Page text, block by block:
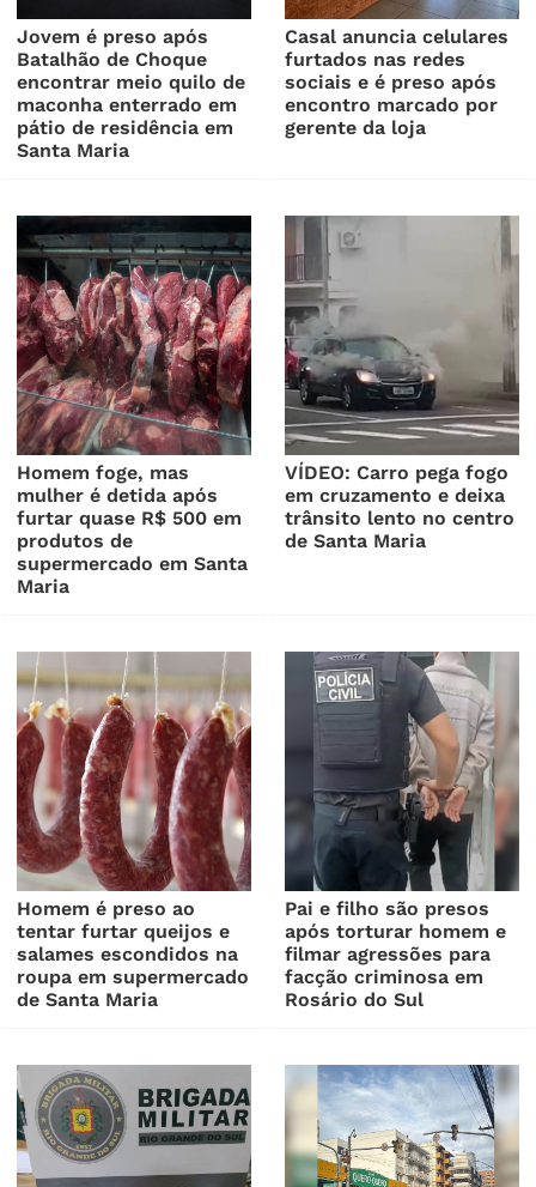
Jovem é preso após
Batalhão de Choque
encontrar meio quilo de
maconha enterrado em
pátio de residência em
Santa Maria
Casal anuncia celulares
furtados nas redes
sociais e é preso após
encontro marcado por
gerente da loja
Homem foge, mas
mulher é detida após
furtar quase R$ 500 em
produtos de
supermercado em Santa
Maria
VÍDEO: Carro pega fogo
em cruzamento e deixa
trânsito lento no centro
de Santa Maria
Homem é preso ao
tentar furtar queijos e
salames escondidos na
roupa em supermercado
de Santa Maria
Pai e filho são presos
após torturar homem e
filmar agressões para
facção criminosa em
Rosário do Sul